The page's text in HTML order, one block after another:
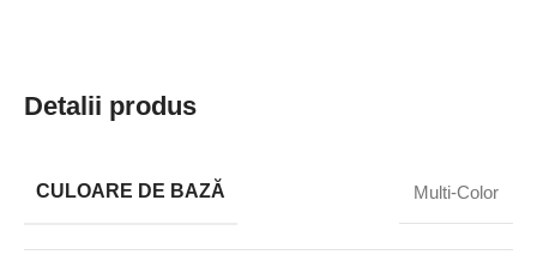
Detalii produs
CULOARE DE BAZĂ Multi-Color